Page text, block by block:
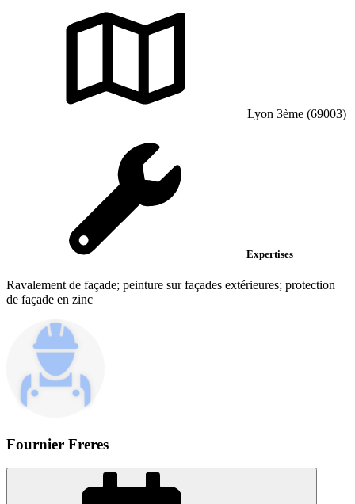
Lyon 3ème (69003)
Expertises
Ravalement de façade; peinture sur façades extérieures; protection
de façade en zinc
Fournier Freres